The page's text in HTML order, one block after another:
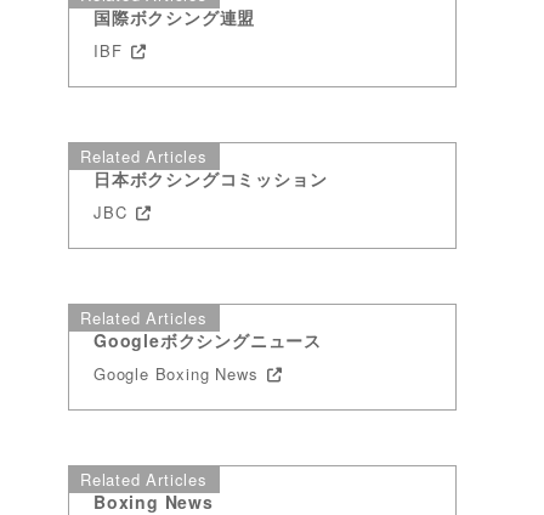
国際ボクシング連盟
IBF
Related Articles
日本ボクシングコミッション
JBC
Related Articles
Googleボクシングニュース
Google Boxing News
Related Articles
Boxing News